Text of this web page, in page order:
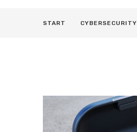
START CYBERSECURITY